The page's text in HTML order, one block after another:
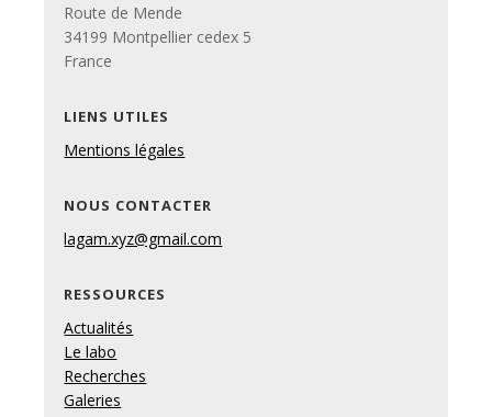
Route de Mende
34199 Montpellier cedex 5
France
LIENS UTILES
Mentions légales
NOUS CONTACTER
lagam.xyz@gmail.com
RESSOURCES
Actualités
Le labo
Recherches
Galeries